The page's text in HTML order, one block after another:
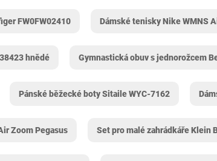
FW0FW02410 Dámské tenisky Nike WMNS
hnědé Gymnastická obuv s jednorožcem
Pánské běžecké boty Sitaile WYC-7162
Zoom Pegasus Set pro malé zahrádkáře Klein